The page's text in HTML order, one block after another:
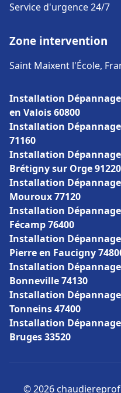
Service d'urgence 24/7
Zone intervention
Saint Maixent l'École,
Installation
en Valois 60800
Installation
71160
Installation
Brétigny sur Orge 91220
Installation
Mouroux 77120
Installation
Fécamp 76400
Installation
Pierre en Faucigny
Installation
Bonneville 74130
Installation
Tonneins 47400
Installation
Bruges 33520
© 2026